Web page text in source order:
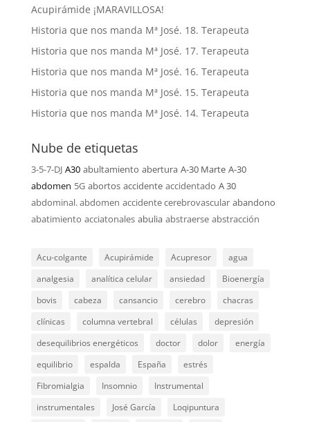
Acupirámide ¡MARAVILLOSA!
Historia que nos manda Mª José. 18. Terapeuta
Historia que nos manda Mª José. 17. Terapeuta
Historia que nos manda Mª José. 16. Terapeuta
Historia que nos manda Mª José. 15. Terapeuta
Historia que nos manda Mª José. 14. Terapeuta
Nube de etiquetas
3-5-7-DJ A30 abultamiento abertura A-30 Marte A-30
abdomen 5G abortos accidente accidentado A 30
abdominal. abdomen accidente cerebrovascular abandono
abatimiento acciatonales abulia abstraerse abstracción
Acu-colgante Acupirámide Acupresor
agua
analgesia
analítica celular ansiedad
Bioenergía
bovis
cabeza cansancio cerebro
chacras
clínicas
columna vertebral células
depresión
desequilibrios energéticos
doctor dolor
energía
equilibrio
espalda España
estrés
Fibromialgia
Insomnio
Instrumental
instrumentales
José García
Loqipuntura